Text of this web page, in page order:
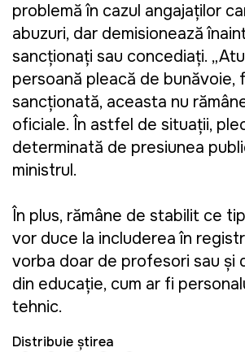
problemă în cazul angajaților
abuzuri, dar demisionează
sancționați sau concediați.
persoană pleacă de bunăvoie,
sancționată, aceasta nu
oficiale. În astfel de situații,
determinată de presiunea
ministrul.
În plus, rămâne de stabilit ce
vor duce la includerea în
vorba doar de profesori sau și
din educație, cum ar fi
tehnic.
Distribuie știrea